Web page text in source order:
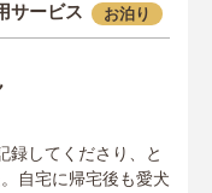
サービス お泊り
録してくださり、と
自宅に帰宅後も愛犬